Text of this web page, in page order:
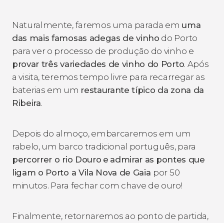
Naturalmente, faremos uma parada em uma
das mais famosas adegas de vinho do Porto
para ver o processo de produção do vinho e
provar três variedades de vinho do Porto. Após
a visita, teremos tempo livre para recarregar as
baterias em um restaurante típico da zona da
Ribeira.
Depois do almoço, embarcaremos em um
rabelo, um barco tradicional português, para
percorrer o rio Douro e admirar as pontes que
ligam o Porto a Vila Nova de Gaia por 50
minutos. Para fechar com chave de ouro!
Finalmente, retornaremos ao ponto de partida,